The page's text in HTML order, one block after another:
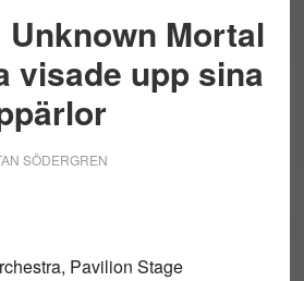
Mortal
visade upp sina
SÖDERGREN
Pavilion Stage